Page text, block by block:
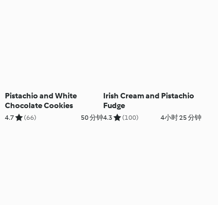
Pistachio and White
Chocolate Cookies
4.7 (66) 50 分钟
Irish Cream and Pistachio
Fudge
4.3 (100) 4小时 25 分钟